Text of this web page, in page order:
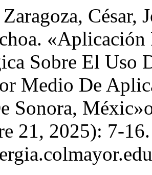
César,
Sobre El Uso
Medio De
Sonora,
21, 2025): 7-